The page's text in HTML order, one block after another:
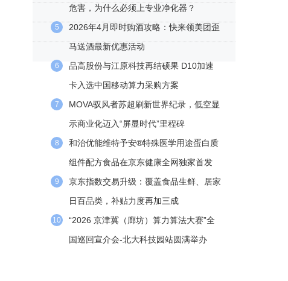
危害，为什么必须上专业净化器？
5
2026年4月即时购酒攻略：快来领美团歪
马送酒最新优惠活动
6
品高股份与江原科技再结硕果 D10加速
卡入选中国移动算力采购方案
7
MOVA驭风者苏超刷新世界纪录，低空显
示商业化迈入“屏显时代”里程碑
8
和治优能维特予安®特殊医学用途蛋白质
组件配方食品在京东健康全网独家首发
9
京东指数交易升级：覆盖食品生鲜、居家
日百品类，补贴力度再加三成
10
“2026 京津冀（廊坊）算力算法大赛”全
国巡回宣介会-北大科技园站圆满举办